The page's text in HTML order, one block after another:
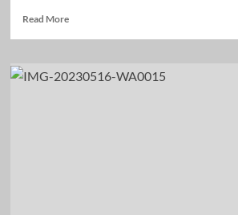
Read MoreRead
Sinergitas,